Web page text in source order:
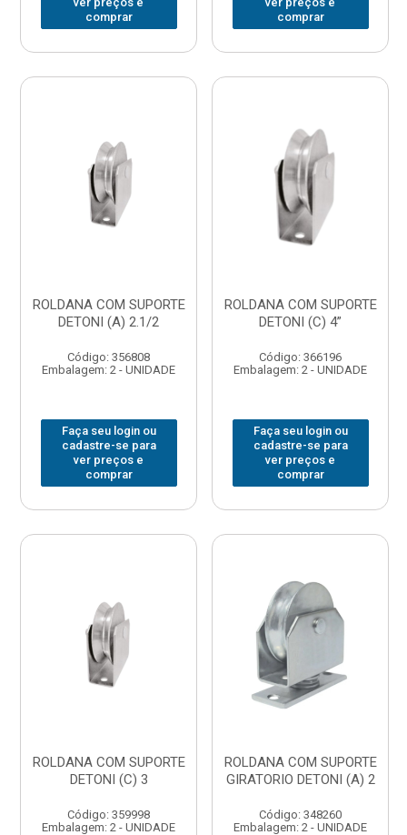
comprar
comprar
ROLDANA COM SUPORTE
DETONI (A) 2.1/2
Código: 356808
Embalagem: 2 - UNIDADE
Faça seu login ou
cadastre-se para
ver preços e
comprar
ROLDANA COM SUPORTE
DETONI (C) 4”
Código: 366196
Embalagem: 2 - UNIDADE
Faça seu login ou
cadastre-se para
ver preços e
comprar
ROLDANA COM SUPORTE
DETONI (C) 3
Código: 359998
Embalagem: 2 - UNIDADE
ROLDANA COM SUPORTE
GIRATORIO DETONI (A) 2
Código: 348260
Embalagem: 2 - UNIDADE